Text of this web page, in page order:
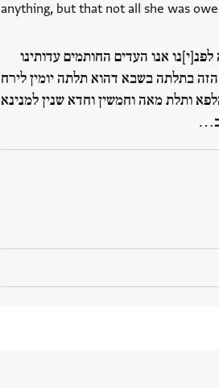
anything, but that not all she was
אנו העדים החותמים עדותינו
בתלתה בשבא דהוא תלתה יומין לירח
ותלת מאה וחמשין וחדא שנין למנינא
ב…